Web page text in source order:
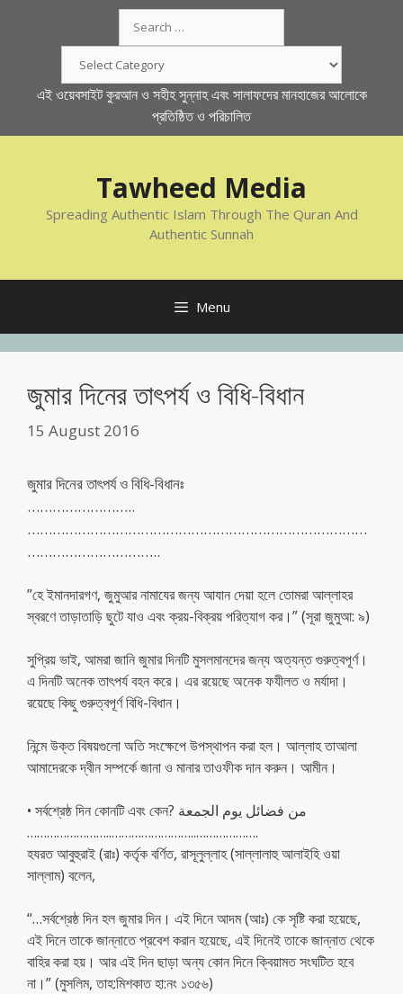
for:
এই ওয়েবসাইট কুরআন ও সহীহ সুন্নাহ এবং সালাফদের মানহাজের আলোকে
প্রতিষ্ঠিত ও পরিচালিত
Tawheed Media
Spreading Authentic Islam Through The Quran And
Authentic Sunnah
Menu
জুমার দিনের তাৎপর্য ও বিধি-বিধান
15 August 2016
জুমার দিনের তাৎপর্য ও বিধি-বিধানঃ
……………………..
………………………………………………………………………
…………………………..
”হে ইমানদারগণ, জুমুআর নামাযের জন্য আযান দেয়া হলে তোমরা আল্লাহর
স্বরণে তাড়াতাড়ি ছুটে যাও এবং ক্রয়-বিক্রয় পরিত্যাগ কর।” (সূরা জুমুআ: ৯)
সুপ্রিয় ভাই, আমরা জানি জুমার দিনটি মুসলমানদের জন্য অত্যন্ত গুরুত্বপূর্ণ।
এ দিনটি অনেক তাৎপর্য বহন করে। এর রয়েছে অনেক ফযীলত ও মর্যাদা।
রয়েছে কিছু গুরুত্বপূর্ণ বিধি-বিধান।
নিন্মে উক্ত বিষয়গুলো অতি সংক্ষেপে উপস্থাপন করা হল। আল্লাহ তাআলা
আমাদেরকে দ্বীন সম্পর্কে জানা ও মানার তাওফীক দান করুন। আমীন।
• সর্বশ্রেষ্ঠ দিন কোনটি এবং কেন? من فضائل يوم الجمعة
……………………..……………………..……………….
হযরত আবুহুরাই (রাঃ) কর্তৃক বর্ণিত, রাসূলুল্লাহ (সাল্লালাহু আলাইহি ওয়া
সাল্লাম) বলেন,
“…সর্বশ্রেষ্ঠ দিন হল জুমার দিন। এই দিনে আদম (আঃ) কে সৃষ্টি করা হয়েছে,
এই দিনে তাকে জান্নাতে প্রবেশ করান হয়েছে, এই দিনেই তাকে জান্নাত থেকে
বাহির করা হয়। আর এই দিন ছাড়া অন্য কোন দিনে ক্বিয়ামত সংঘটিত হবে
না।” (মুসলিম, তাহ:মিশকাত হা:নং ১৩৫৬)